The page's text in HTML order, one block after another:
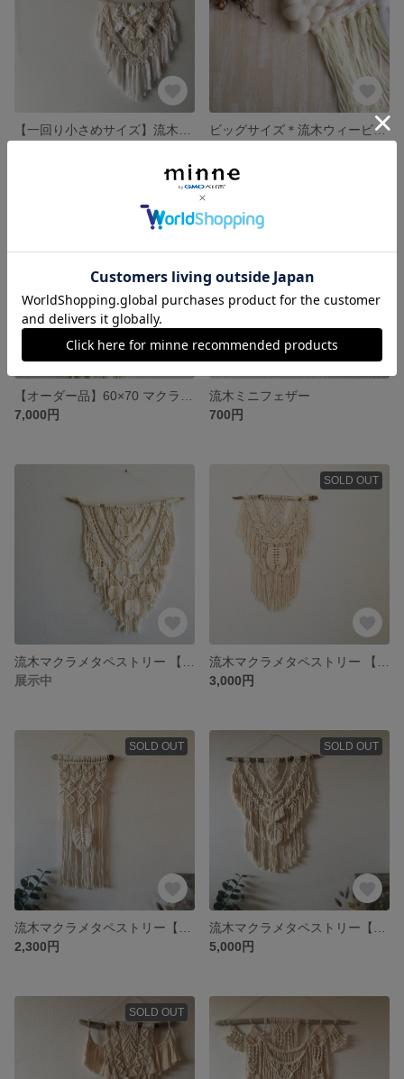
ビッグサイズ＊流木ウィービングタペストリー【チャンキーヤーンA】
SOLD OUT
7,000円
流木ミニフェザー
700円
展示中
SOLD OUT
3,000円
SOLD OUT
2,300円
SOLD OUT
5,000円
SOLD OUT